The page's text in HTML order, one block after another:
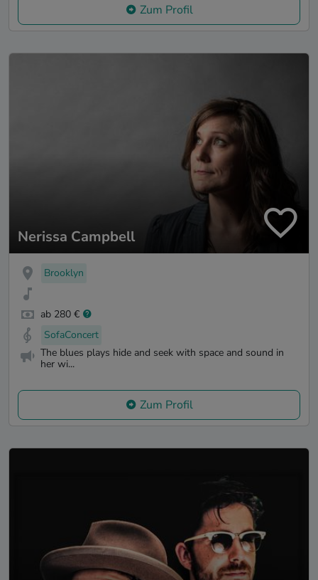
Zum Profil
Nerissa Campbell
Brooklyn
ab 280 €
SofaConcert
The blues plays hide and seek with space and sound in
her wi...
Zum Profil